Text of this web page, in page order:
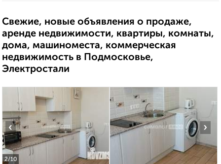
Свежие, новые объявления о продаже,
аренде недвижимости, квартиры, комнаты,
дома, машиноместа, коммерческая
недвижимость в Подмосковье,
Электростали
2/10
‹ ›